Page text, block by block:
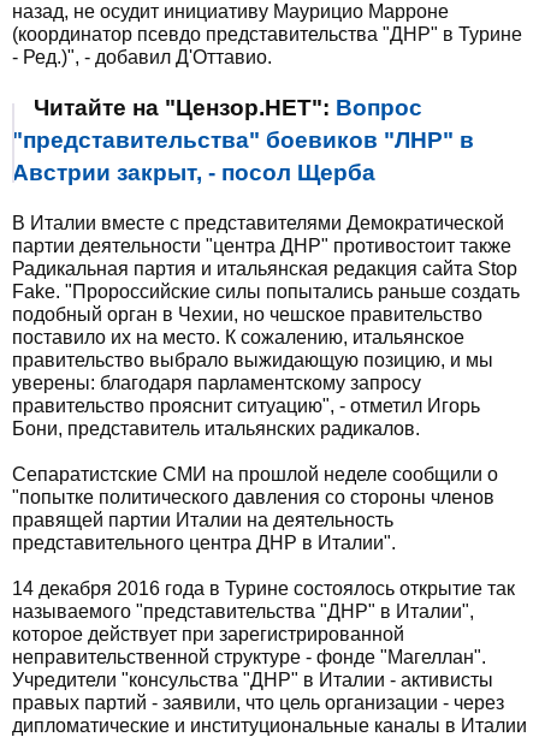
назад, не осудит инициативу Маурицио Марроне
(координатор псевдо представительства "ДНР" в Турине
- Ред.)", - добавил Д'Оттавио.
Читайте на "Цензор.НЕТ": Вопрос
"представительства" боевиков "ЛНР" в
Австрии закрыт, - посол Щерба
В Италии вместе с представителями Демократической
партии деятельности "центра ДНР" противостоит также
Радикальная партия и итальянская редакция сайта Stop
Fake. "Пророссийские силы попытались раньше создать
подобный орган в Чехии, но чешское правительство
поставило их на место. К сожалению, итальянское
правительство выбрало выжидающую позицию, и мы
уверены: благодаря парламентскому запросу
правительство прояснит ситуацию", - отметил Игорь
Бони, представитель итальянских радикалов.
Сепаратистские СМИ на прошлой неделе сообщили о
"попытке политического давления со стороны членов
правящей партии Италии на деятельность
представительного центра ДНР в Италии".
14 декабря 2016 года в Турине состоялось открытие так
называемого "представительства "ДНР" в Италии",
которое действует при зарегистрированной
неправительственной структуре - фонде "Магеллан".
Учредители "консульства "ДНР" в Италии - активисты
правых партий - заявили, что цель организации - через
дипломатические и институциональные каналы в Италии